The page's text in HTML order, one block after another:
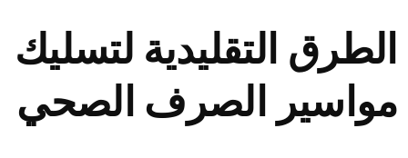
الطرق التقليدية لتسليك
مواسير الصرف الصحي